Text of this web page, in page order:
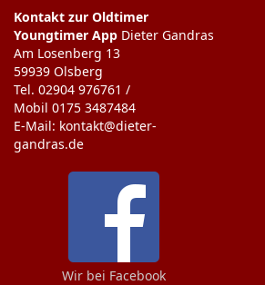
Kontakt zur Oldtimer
Youngtimer App Dieter Gandras
Am Losenberg 13
59939 Olsberg
Tel. 02904 976761 /
Mobil 0175 3487484
E-Mail: kontakt@dieter-
gandras.de
Wir bei Facebook